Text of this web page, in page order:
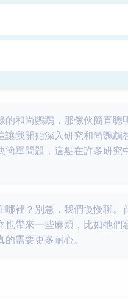
和尚鸚鵡，那傢伙簡直
我開始深入研究和尚鸚
單問題，這點在許多研
裡？別急，我們慢慢聊
帶來一些麻煩，比如牠
需要更多耐心。